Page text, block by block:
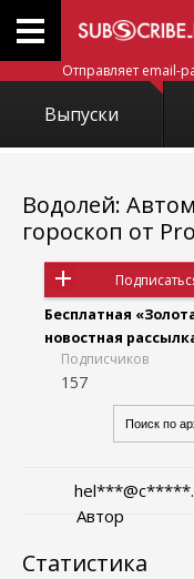
Отправляет email-
Выпуски
Водолей:
гороскоп от
Бесплатная
новостная
Подписчиков
157
Автор
Статистика